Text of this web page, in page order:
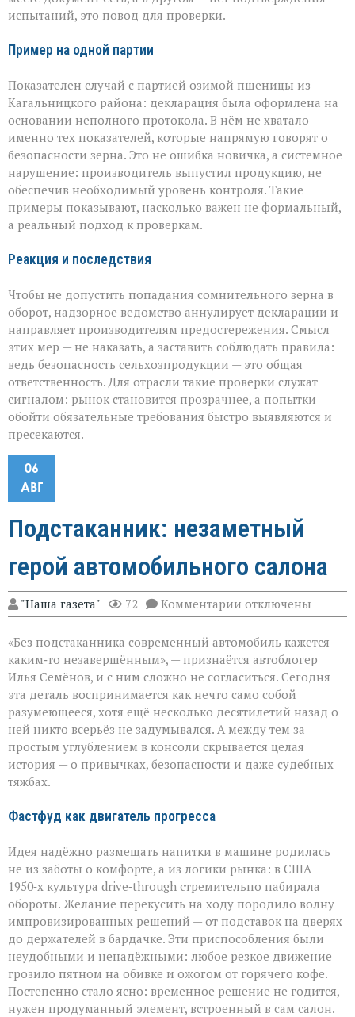
испытаний, это повод для проверки.
Пример на одной партии
Показателен случай с партией озимой пшеницы из
Кагальницкого района: декларация была оформлена на
основании неполного протокола. В нём не хватало
именно тех показателей, которые напрямую говорят о
безопасности зерна. Это не ошибка новичка, а системное
нарушение: производитель выпустил продукцию, не
обеспечив необходимый уровень контроля. Такие
примеры показывают, насколько важен не формальный,
а реальный подход к проверкам.
Реакция и последствия
Чтобы не допустить попадания сомнительного зерна в
оборот, надзорное ведомство аннулирует декларации и
направляет производителям предостережения. Смысл
этих мер — не наказать, а заставить соблюдать правила:
ведь безопасность сельхозпродукции — это общая
ответственность. Для отрасли такие проверки служат
сигналом: рынок становится прозрачнее, а попытки
обойти обязательные требования быстро выявляются и
пресекаются.
06
АВГ
Подстаканник: незаметный
герой автомобильного салона
"Наша газета" 72 Комментарии к
записи
незаметный
герой
автомобильного
салона
отключены
«Без подстаканника современный автомобиль кажется
каким‑то незавершённым», — признаётся автоблогер
Илья Семёнов, и с ним сложно не согласиться. Сегодня
эта деталь воспринимается как нечто само собой
разумеющееся, хотя ещё несколько десятилетий назад о
ней никто всерьёз не задумывался. А между тем за
простым углублением в консоли скрывается целая
история — о привычках, безопасности и даже судебных
тяжбах.
Фастфуд как двигатель прогресса
Идея надёжно размещать напитки в машине родилась
не из заботы о комфорте, а из логики рынка: в США
1950‑х культура drive‑through стремительно набирала
обороты. Желание перекусить на ходу породило волну
импровизированных решений — от подставок на дверях
до держателей в бардачке. Эти приспособления были
неудобными и ненадёжными: любое резкое движение
грозило пятном на обивке и ожогом от горячего кофе.
Постепенно стало ясно: временное решение не годится,
нужен продуманный элемент, встроенный в сам салон.